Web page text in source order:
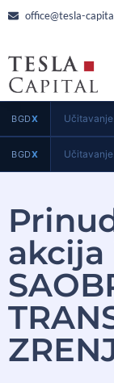
office@tesla-
BGDX
BGDX
akcija